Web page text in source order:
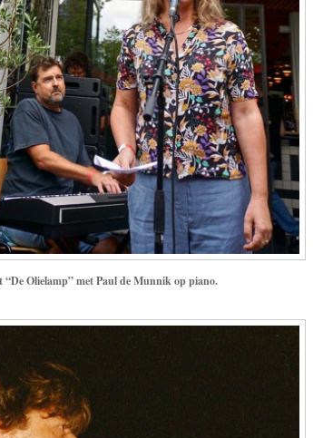
“De Olielamp”metPaul de Munnik op piano.